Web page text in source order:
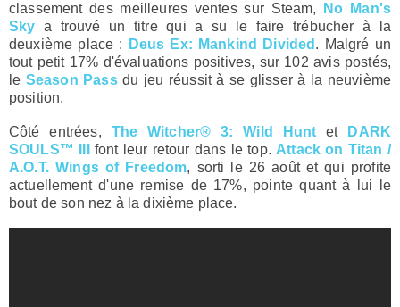
classement des meilleures ventes sur Steam,
No Man's
Sky a trouvé un titre qui a su le faire trébucher à la
deuxième place :
Deus Ex: Mankind Divided . Malgré un
tout petit 17% d'évaluations positives, sur 102 avis postés,
le Season Passdu jeu réussit à se glisser à la neuvième
position.
Côté entrées, The Witcher® 3: Wild Hunt et
DARK
SOULS™ III
font leur retour dans le top. Attack on Titan /
A.O.T. Wings of Freedom, sorti le 26 août et qui profite
actuellement d'une remise de 17%, pointe quant à lui le
bout de son nez à la dixième place.